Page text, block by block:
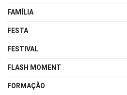
FAMÍLIA
FESTA
FESTIVAL
FLASH MOMENT
FORMAÇÃO